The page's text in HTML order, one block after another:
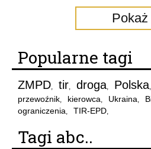
Pokaż
Popularne tagi
ZMPD, tir, droga, Polska,
przewoźnik, kierowca, Ukraina,
ograniczenia, TIR-EPD,
Tagi abc..